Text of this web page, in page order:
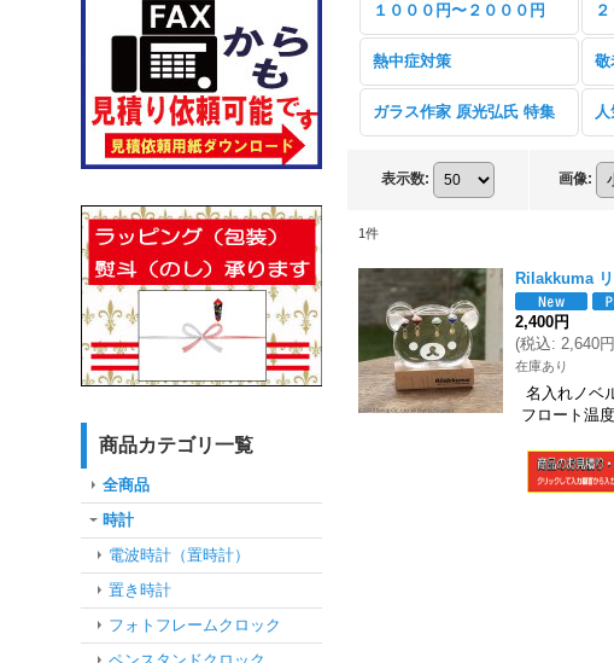
商品カテゴリ一覧
全商品
時計
電波時計（置時計）
置き時計
フォトフレームクロック
１０００円〜２０００円
熱中症対策 敬
ガラス作家 原光弘氏 特集
表示数: 画像:
1件
Rilakkuma
2,400円
(税込: 2,640
在庫あり
名入れノベ
フロート温